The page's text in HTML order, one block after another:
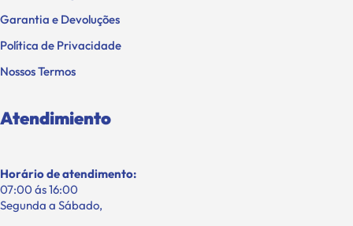
Garantia e Devoluções
Política de Privacidade
Nossos Termos
Atendimiento
Horário de atendimento:
07:00 ás 16:00
Segunda a Sábado,